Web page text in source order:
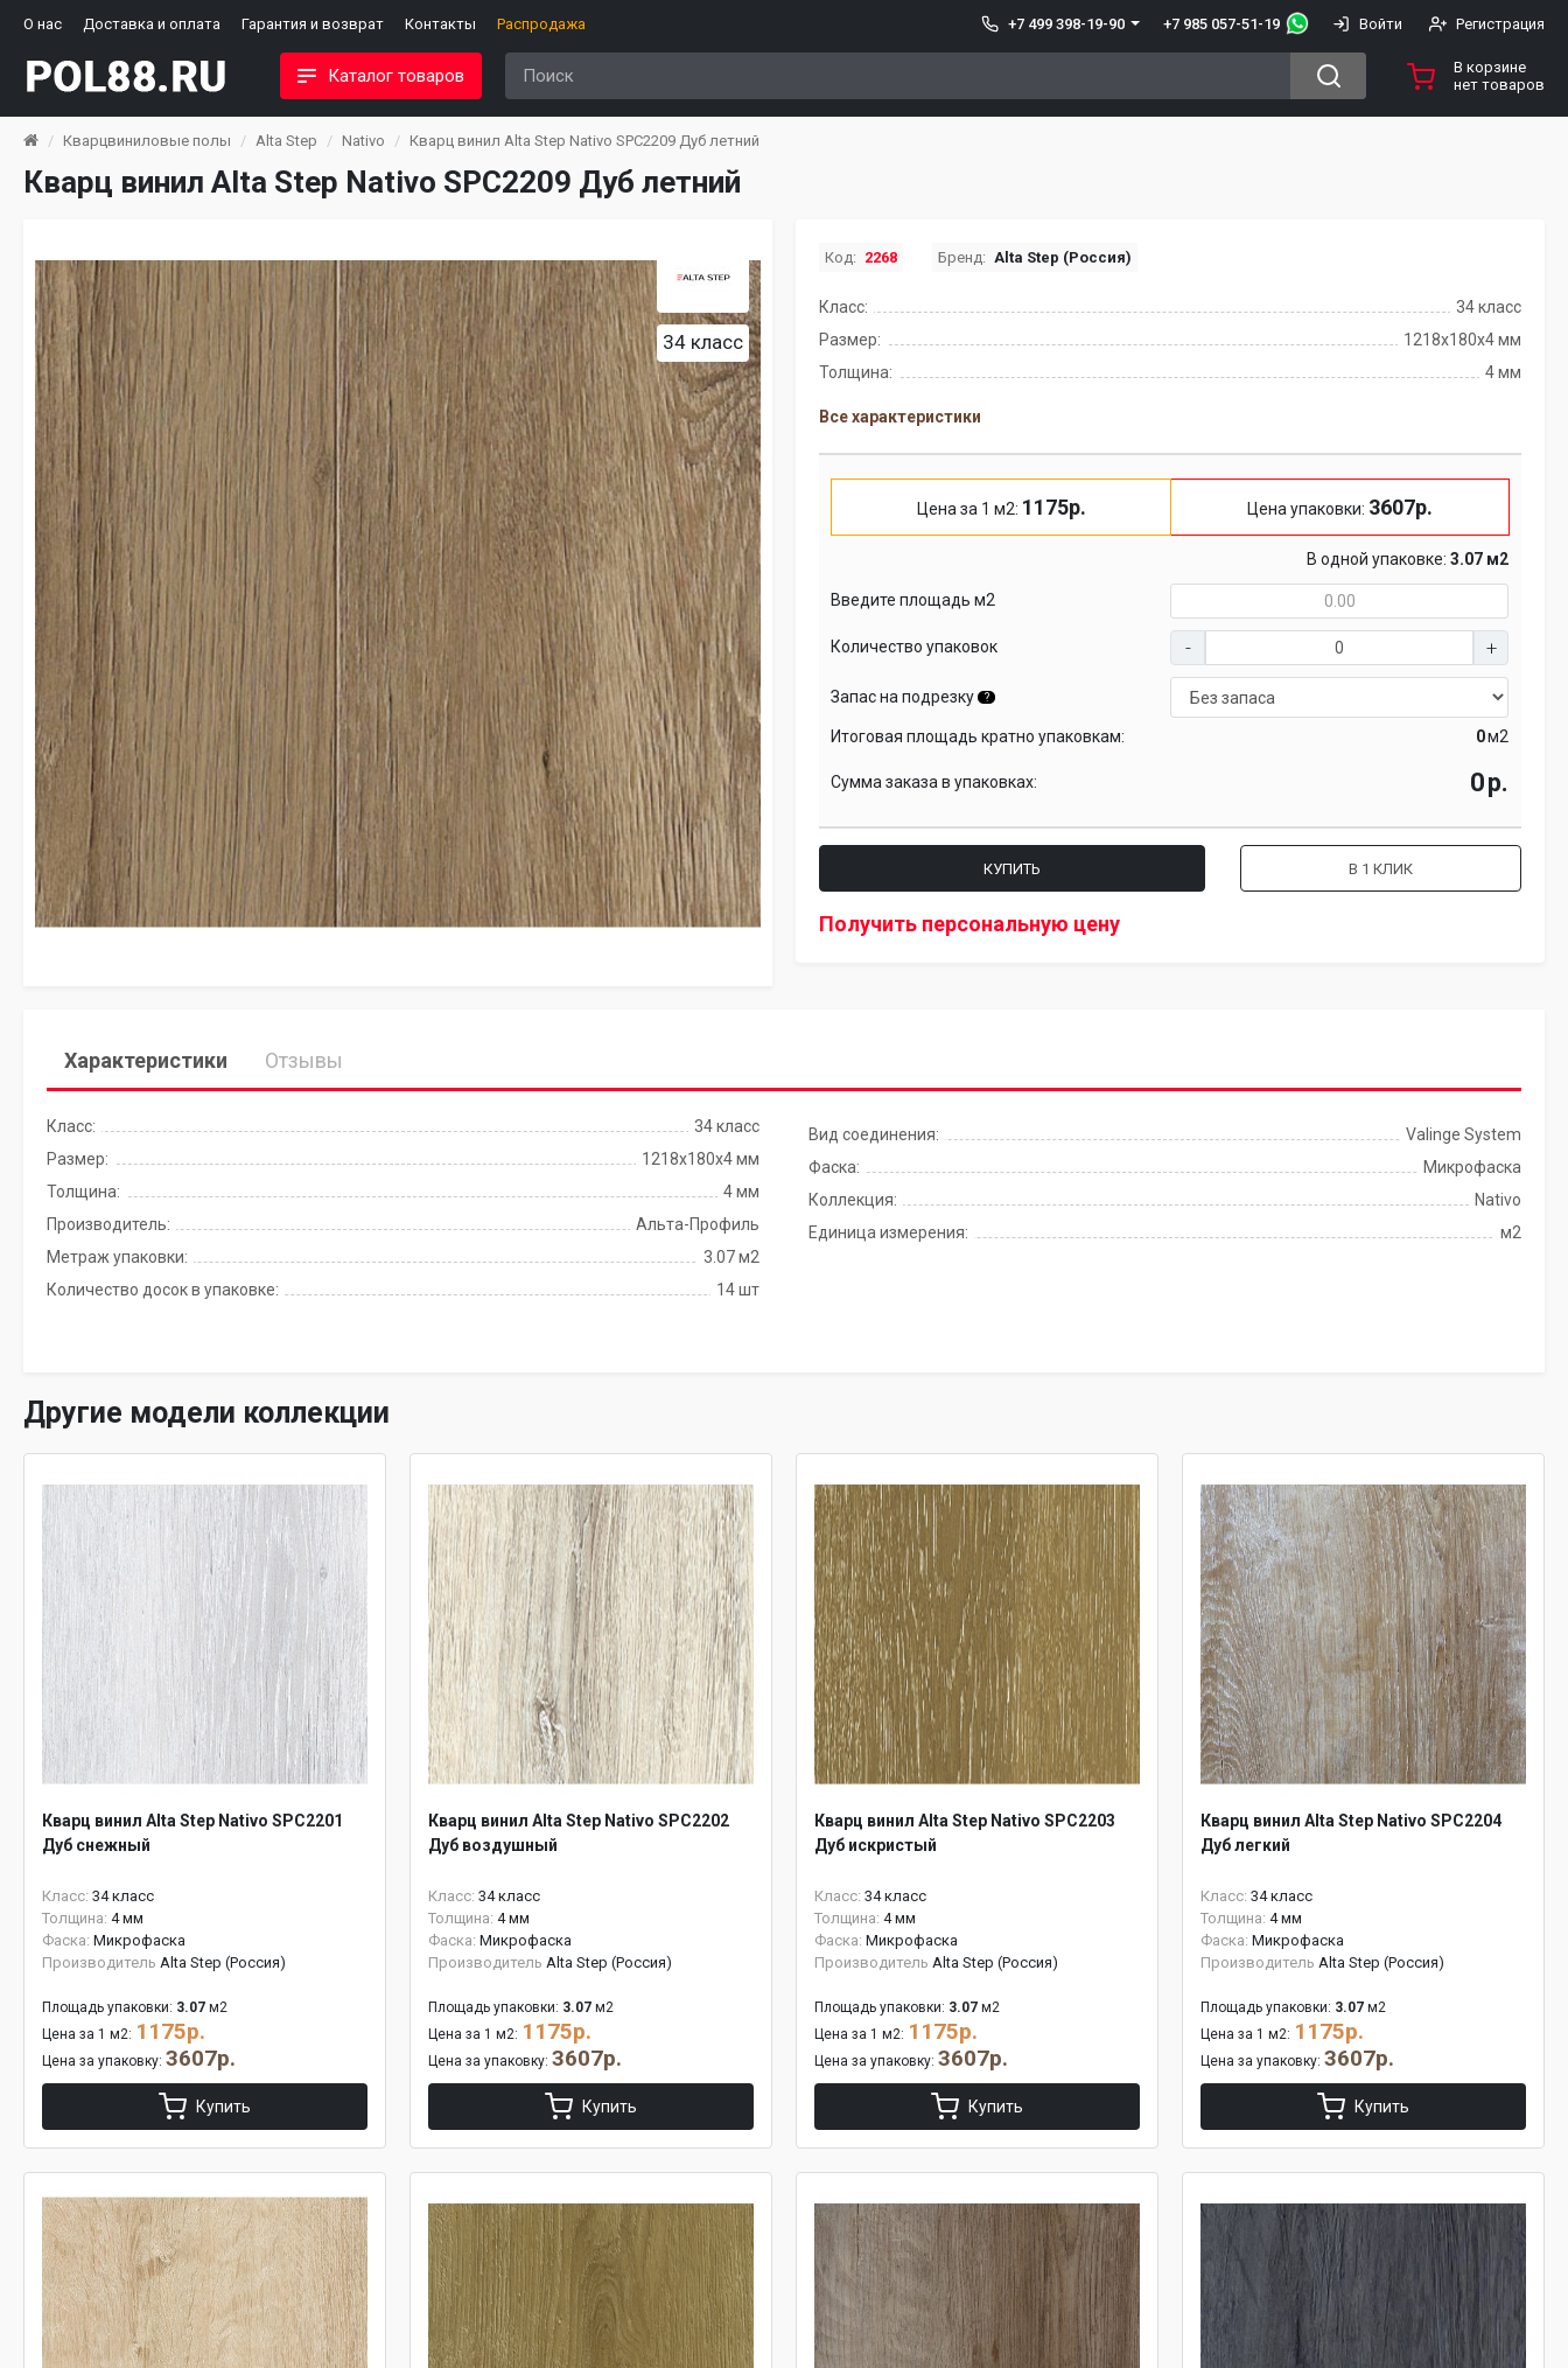
О нас Доставка и оплата Гарантия и возврат Контакты Распродажа +7 499 398-19-90 +7 985 057-51-19 Войти Регистрация
Каталог товаров
В корзине
нет товаров
Кварцвиниловые полы Alta Step Nativo Кварц винил Alta Step Nativo SPC2209 Дуб летний
Кварц винил Alta Step Nativo SPC2209 Дуб летний
34 класс
Код: 2268 Бренд: Alta Step (Россия)
Класс:
34 класс
Размер:
1218x180x4 мм
Толщина:
4 мм
Все характеристики
Цена за 1 м2: 1175р. Цена упаковки: 3607р.
В одной упаковке: 3.07 м2
Введите площадь м2
Количество упаковок
Запас на подрезку ?
Итоговая площадь кратно упаковкам: м2
Сумма заказа в упаковках: р.
КУПИТЬ В 1 КЛИК
Получить персональную цену
Характеристики Отзывы
Класс:
34 класс
Размер:
1218x180x4 мм
Толщина:
4 мм
Производитель:
Альта-Профиль
Метраж упаковки:
3.07 м2
Количество досок в упаковке:
14 шт
Вид соединения:
Valinge System
Фаска:
Микрофаска
Коллекция:
Nativo
Единица измерения:
м2
Другие модели коллекции
Кварц винил Alta Step Nativo SPC2201
Дуб снежный
Класс: 34 класс
Толщина: 4 мм
Фаска: Микрофаска
Производитель Alta Step (Россия)
Площадь упаковки: 3.07 м2
Цена за 1 м2: 1175р.
Цена за упаковку: 3607р.
Купить
Кварц винил Alta Step Nativo SPC2202
Дуб воздушный
Класс: 34 класс
Толщина: 4 мм
Фаска: Микрофаска
Производитель Alta Step (Россия)
Площадь упаковки: 3.07 м2
Цена за 1 м2: 1175р.
Цена за упаковку: 3607р.
Купить
Кварц винил Alta Step Nativo SPC2203
Дуб искристый
Класс: 34 класс
Толщина: 4 мм
Фаска: Микрофаска
Производитель Alta Step (Россия)
Площадь упаковки: 3.07 м2
Цена за 1 м2: 1175р.
Цена за упаковку: 3607р.
Купить
Кварц винил Alta Step Nativo SPC2204
Дуб легкий
Класс: 34 класс
Толщина: 4 мм
Фаска: Микрофаска
Производитель Alta Step (Россия)
Площадь упаковки: 3.07 м2
Цена за 1 м2: 1175р.
Цена за упаковку: 3607р.
Купить